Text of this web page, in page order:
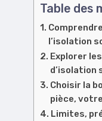
Table des
l’isolation
Explorer
d’isolation
Choisir la
pièce,
Limites,